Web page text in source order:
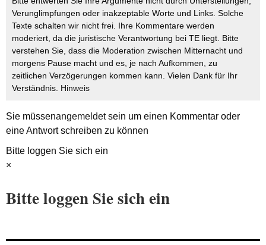
Verunglimpfungen oder inakzeptable Worte und Links. Solche
Texte schalten wir nicht frei. Ihre Kommentare werden
moderiert, da die juristische Verantwortung bei TE liegt. Bitte
verstehen Sie, dass die Moderation zwischen Mitternacht und
morgens Pause macht und es, je nach Aufkommen, zu
zeitlichen Verzögerungen kommen kann. Vielen Dank für Ihr
Verständnis. Hinweis
Sie müssenangemeldetsein um einen Kommentar oder
eine Antwort schreiben zu können
Bitte loggen Sie sich ein
×
Bitte loggen Sie sich ein